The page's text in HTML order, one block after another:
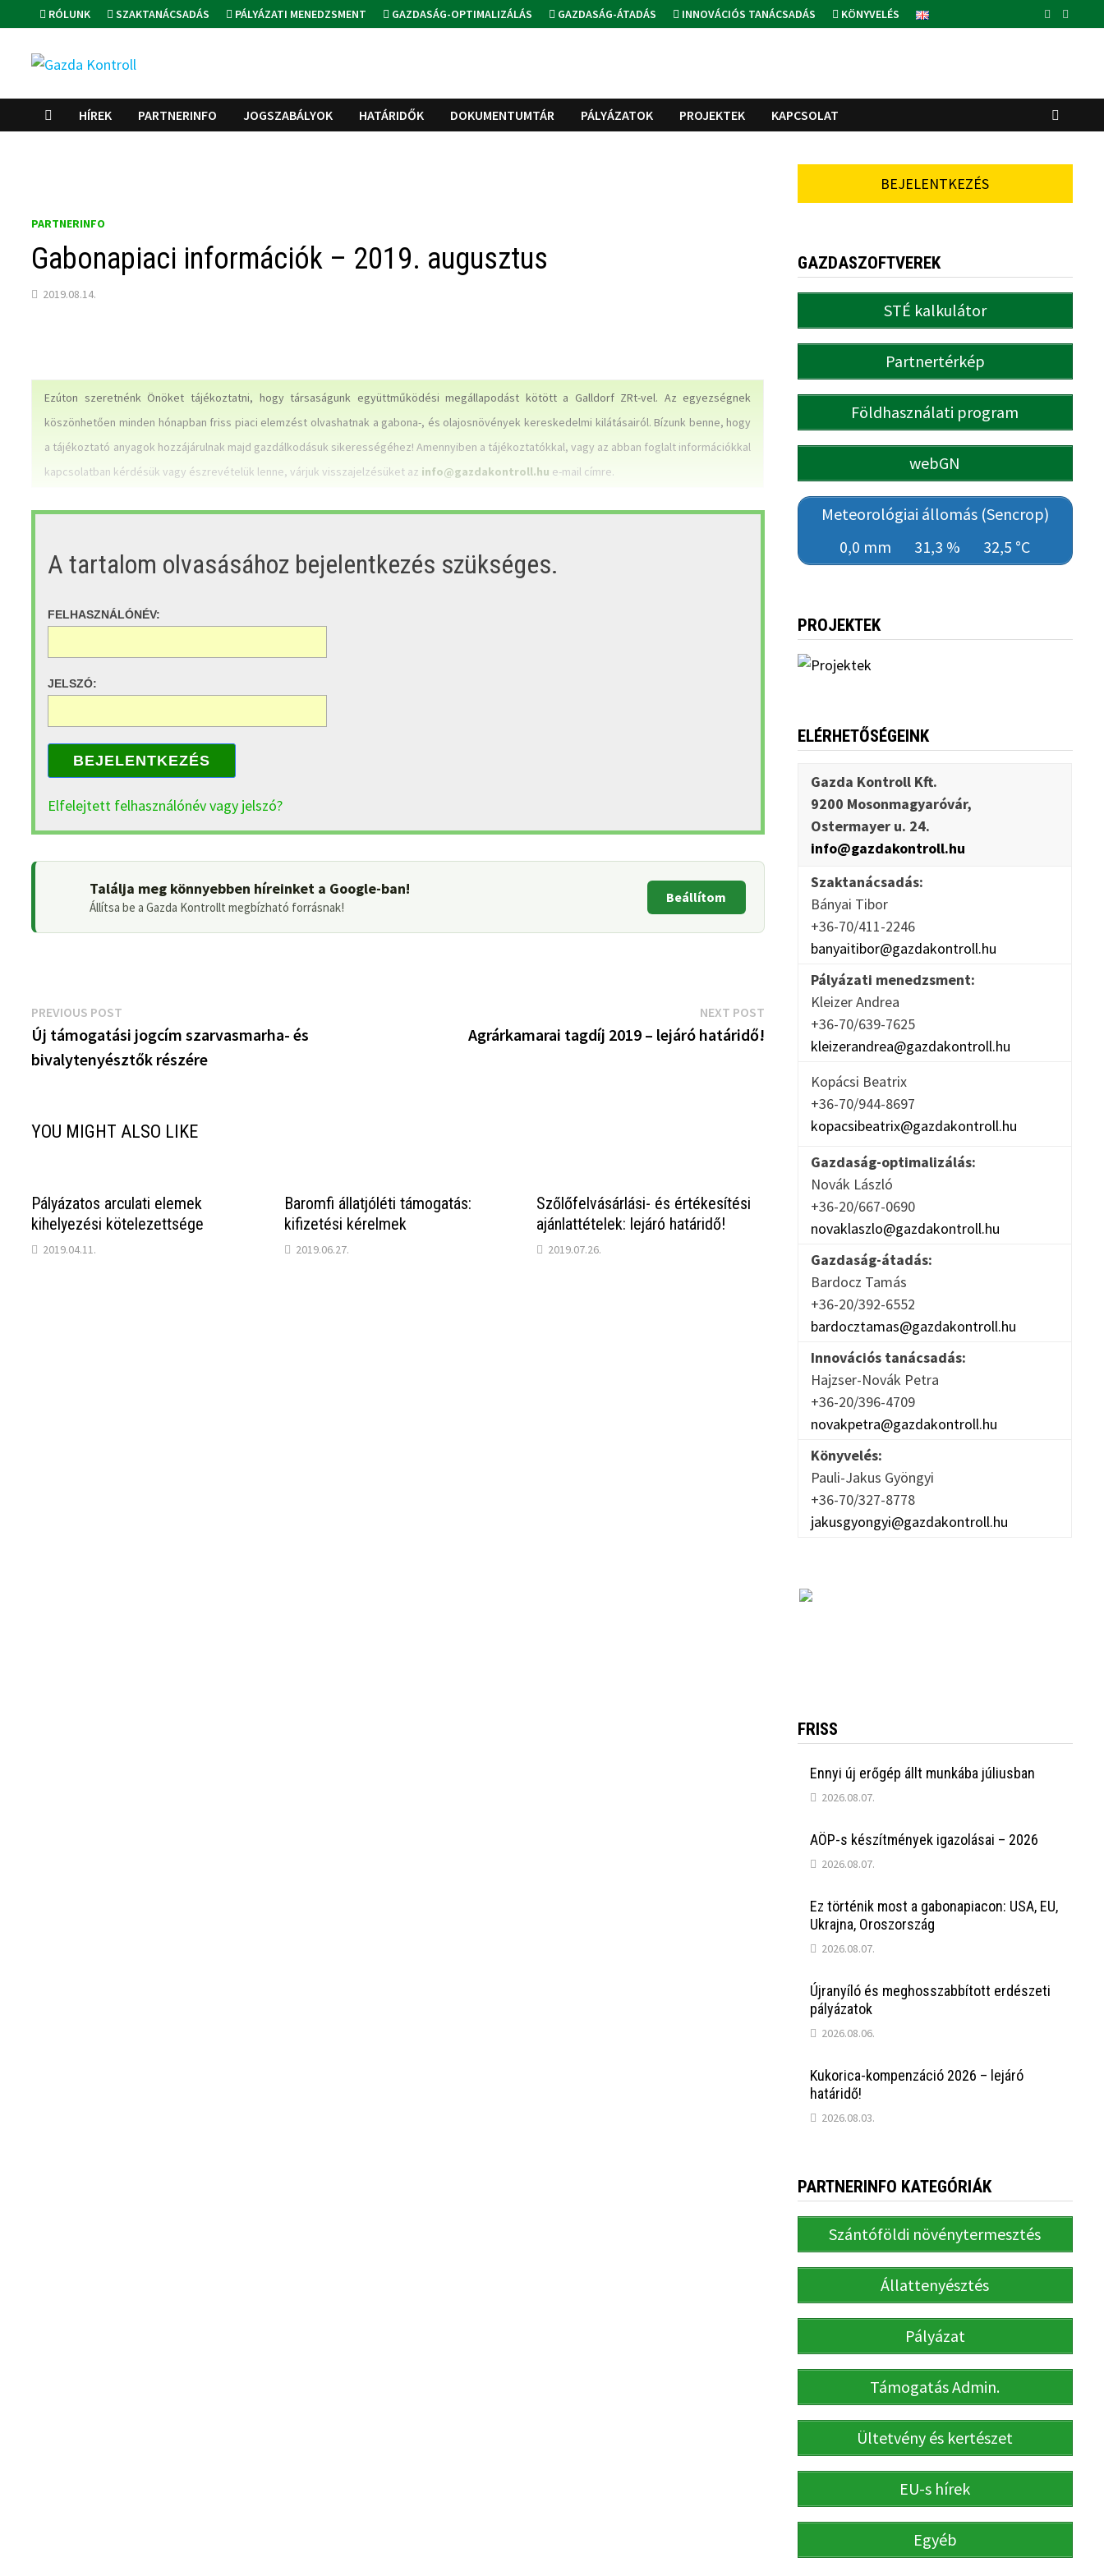
to
content
RÓLUNK SZAKTANÁCSADÁS PÁLYÁZATI MENEDZSMENT GAZDASÁG-OPTIMALIZÁLÁS GAZDASÁG-ÁTADÁS INNOVÁCIÓS TANÁCSADÁS KÖNYVELÉS
HÍREK PARTNERINFO JOGSZABÁLYOK HATÁRIDŐK DOKUMENTUMTÁR PÁLYÁZATOK PROJEKTEK KAPCSOLAT
PARTNERINFO
Gabonapiaci információk – 2019. augusztus
2019.08.14.
Ezúton szeretnénk Önöket tájékoztatni, hogy társaságunk együttműködési megállapodást kötött a Galldorf ZRt-vel. Az egyezségnek
köszönhetően minden hónapban friss piaci elemzést olvashatnak a gabona-, és olajosnövények kereskedelmi kilátásairól. Bízunk benne, hogy
a tájékoztató anyagok hozzájárulnak majd gazdálkodásuk sikerességéhez! Amennyiben a tájékoztatókkal, vagy az abban foglalt információkkal
kapcsolatban kérdésük vagy észrevételük lenne, várjuk visszajelzésüket az info@gazdakontroll.hu e-mail címre.
A tartalom olvasásához bejelentkezés szükséges.
FELHASZNÁLÓNÉV:
JELSZÓ:
BEJELENTKEZÉS
Elfelejtett felhasználónév vagy jelszó?
Találja meg könnyebben híreinket a Google-ban!
Állítsa be a Gazda Kontrollt megbízható forrásnak!
Beállítom
Bejegyzés
navigáció
PREVIOUS POST
post:
Új támogatási jogcím szarvasmarha- és
bivalytenyésztők részére
NEXT POSTNext
post:
Agrárkamarai tagdíj 2019 – lejáró határidő!
YOU MIGHT ALSO LIKE
Pályázatos arculati elemek
kihelyezési kötelezettsége
2019.04.11.
Baromfi állatjóléti támogatás:
kifizetési kérelmek
2019.06.27.
Szőlőfelvásárlási- és értékesítési
ajánlattételek: lejáró határidő!
2019.07.26.
BEJELENTKEZÉS
GAZDASZOFTVEREK
STÉ kalkulátor
Partnertérkép
Földhasználati program
webGN
Meteorológiai állomás (Sencrop)
0,0 mm
31,3 % 32,5 °C
PROJEKTEK
ELÉRHETŐSÉGEINK
Gazda Kontroll Kft.
9200 Mosonmagyaróvár,
Ostermayer u. 24.
info@gazdakontroll.hu
Szaktanácsadás:
Bányai Tibor
+36-70/411-2246
banyaitibor@gazdakontroll.hu
Pályázati menedzsment:
Kleizer Andrea
+36-70/639-7625
kleizerandrea@gazdakontroll.hu
Kopácsi Beatrix
+36-70/944-8697
kopacsibeatrix@gazdakontroll.hu
Gazdaság-optimalizálás:
Novák László
+36-20/667-0690
novaklaszlo@gazdakontroll.hu
Gazdaság-átadás:
Bardocz Tamás
+36-20/392-6552
bardocztamas@gazdakontroll.hu
Innovációs tanácsadás:
Hajzser-Novák Petra
+36-20/396-4709
novakpetra@gazdakontroll.hu
Könyvelés:
Pauli-Jakus Gyöngyi
+36-70/327-8778
jakusgyongyi@gazdakontroll.hu
FRISS
Ennyi új erőgép állt munkába júliusban
2026.08.07.
AÖP-s készítmények igazolásai – 2026
2026.08.07.
Ez történik most a gabonapiacon: USA, EU,
Ukrajna, Oroszország
2026.08.07.
Újranyíló és meghosszabbított erdészeti
pályázatok
2026.08.06.
Kukorica-kompenzáció 2026 – lejáró
határidő!
2026.08.03.
PARTNERINFO KATEGÓRIÁK
Szántóföldi növénytermesztés
Állattenyésztés
Pályázat
Támogatás Admin.
Ültetvény és kertészet
EU-s hírek
Egyéb